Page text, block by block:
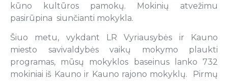
kūno kultūros pamokų. Mokinių atvežimu
pasirūpina siunčianti mokykla.
Šiuo metu, vykdant LR Vyriausybės ir Kauno
miesto savivaldybės vaikų mokymo plaukti
programas, mūsų mokyklos baseinus lanko 732
mokiniai iš Kauno ir Kauno rajono mokyklų. Pirmų